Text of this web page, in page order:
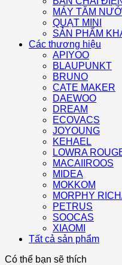
MÁY TĂM
QUẠT MINI
SẢN PHẨM
Các thương hiệu
APIYOO
BLAUPUNKT
BRUNO
CATE MAKER
DAEWOO
DREAM
ECOVACS
JOYOUNG
KEHAEL
LOWRA
MACAIIROOS
MIDEA
MOKKOM
MORPHY
PETRUS
SOOCAS
XIAOMI
Tất cả sản phẩm
Có thể bạn sẽ thích